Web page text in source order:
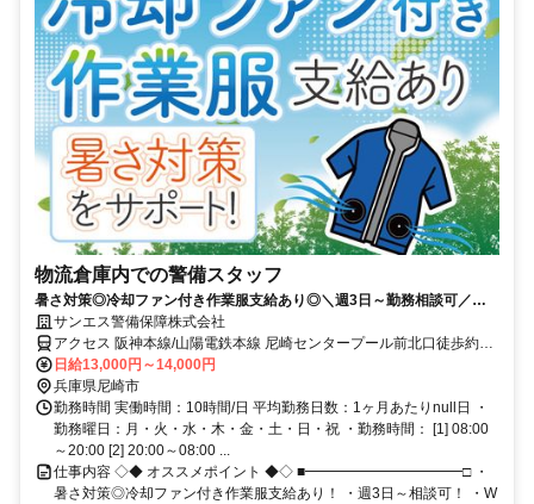
物流倉庫内での警備スタッフ
暑さ対策◎冷却ファン付き作業服支給あり◎＼週3日～勤務相談可／高
日給1万3千円以上！WワークOK♪
サンエス警備保障株式会社
アクセス 阪神本線/山陽電鉄本線 尼崎センタープール前北口徒歩約16
分、阪神本線/阪神なんば線 出屋敷東出口(南)徒歩約20分、阪神武庫
川線 武庫川東口2徒歩約27分 阪神尼崎センタープール前駅から徒歩
約8分 ※車・バイク・自転車通勤OK(駐車場・駐輪場アリ)
日給13,000円～14,000円
兵庫県尼崎市
勤務時間 実働時間：10時間/日 平均勤務日数：1ヶ月あたりnull日 ・
勤務曜日：月・火・水・木・金・土・日・祝 ・勤務時間： [1] 08:00
～20:00 [2] 20:00～08:00 ...
仕事内容 ◇◆ オススメポイント ◆◇ ■━━━━━━━━━━━□ ・
暑さ対策◎冷却ファン付き作業服支給あり！ ・週3日～相談可！ ・W